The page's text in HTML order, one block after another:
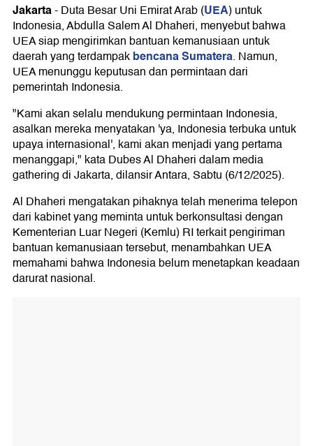
Jakarta-Duta Besar Uni Emirat Arab (UEA) untuk
Indonesia, Abdulla Salem Al Dhaheri, menyebut bahwa
UEA siap mengirimkan bantuan kemanusiaan untuk
daerah yang terdampakbencana Sumatera. Namun,
UEA menunggu keputusan dan permintaan dari
pemerintah Indonesia.
"Kami akan selalu mendukung permintaan Indonesia,
asalkan mereka menyatakan 'ya, Indonesia terbuka untuk
upaya internasional', kami akan menjadi yang pertama
menanggapi," kata Dubes Al Dhaheri dalam media
gathering di Jakarta, dilansir Antara, Sabtu (6/12/2025).
Al Dhaheri mengatakan pihaknya telah menerima telepon
dari kabinet yang meminta untuk berkonsultasi dengan
Kementerian Luar Negeri (Kemlu) RI terkait pengiriman
bantuan kemanusiaan tersebut, menambahkan UEA
memahami bahwa Indonesia belum menetapkan keadaan
darurat nasional.